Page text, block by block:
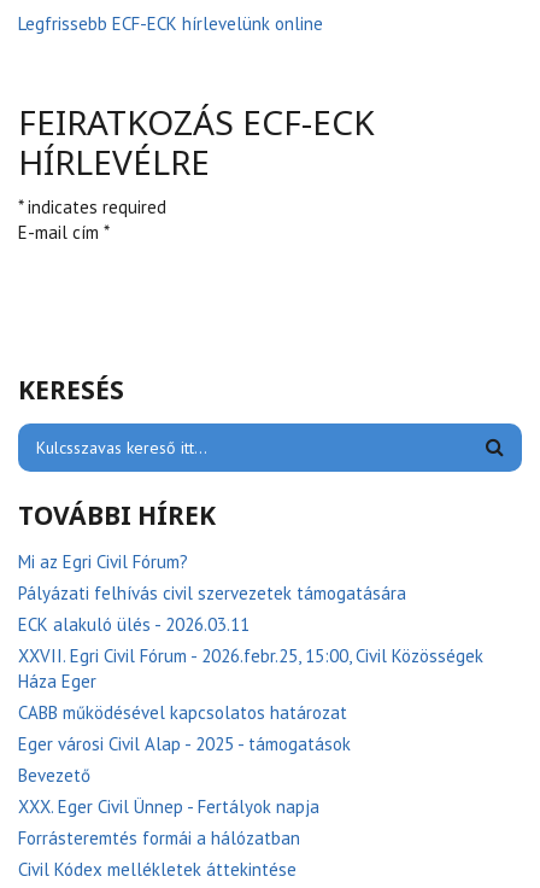
Legfrissebb ECF-ECK hírlevelünk online
FEIRATKOZÁS ECF-ECK
HÍRLEVÉLRE
* indicates required
E-mail cím *
KERESÉS
TOVÁBBI HÍREK
Mi az Egri Civil Fórum?
Pályázati felhívás civil szervezetek támogatására
ECK alakuló ülés - 2026.03.11
XXVII. Egri Civil Fórum - 2026.febr.25, 15:00, Civil Közösségek
Háza Eger
CABB működésével kapcsolatos határozat
Eger városi Civil Alap - 2025 - támogatások
Bevezető
XXX. Eger Civil Ünnep - Fertályok napja
Forrásteremtés formái a hálózatban
Civil Kódex mellékletek áttekintése